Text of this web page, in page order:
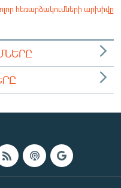
հեռարձակումների արխիվը